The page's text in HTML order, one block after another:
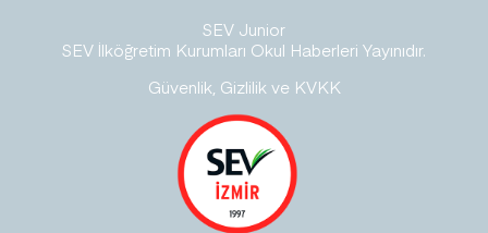
SEV Junior
SEV İlköğretim Kurumları Okul Haberleri Yayınıdır.
Güvenlik, Gizlilik ve KVKK